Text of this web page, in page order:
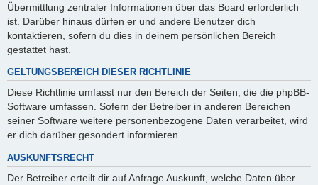
Übermittlung zentraler Informationen über das Board erforderlich
ist. Darüber hinaus dürfen er und andere Benutzer dich
kontaktieren, sofern du dies in deinem persönlichen Bereich
gestattet hast.
GELTUNGSBEREICH DIESER RICHTLINIE
Diese Richtlinie umfasst nur den Bereich der Seiten, die die phpBB-
Software umfassen. Sofern der Betreiber in anderen Bereichen
seiner Software weitere personenbezogene Daten verarbeitet, wird
er dich darüber gesondert informieren.
AUSKUNFTSRECHT
Der Betreiber erteilt dir auf Anfrage Auskunft, welche Daten über